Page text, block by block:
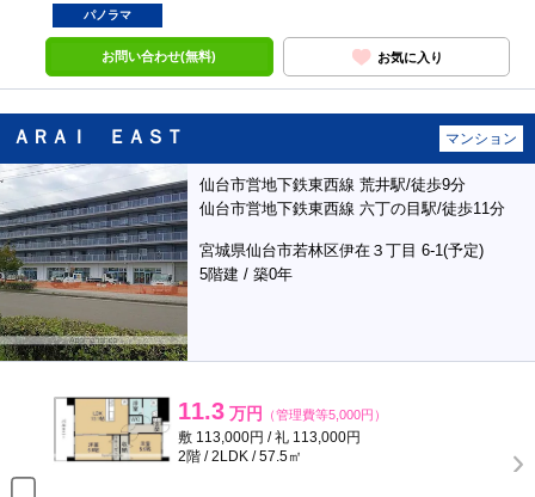
パノラマ
お問い合わせ(無料) お気に入り
ＡＲＡＩ ＥＡＳＴ マンション
仙台市営地下鉄東西線 荒井駅/徒歩9分
仙台市営地下鉄東西線 六丁の目駅/徒歩11分
宮城県仙台市若林区伊在３丁目 6-1(予定)
5階建 / 築0年
11.3 万円 （管理費等5,000円）
敷 113,000円 / 礼 113,000円
2階 / 2LDK / 57.5㎡